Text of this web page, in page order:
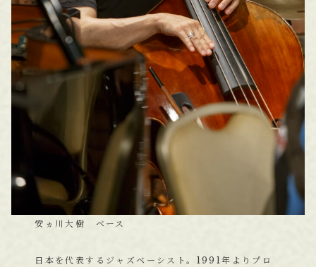
安ヵ川大樹 ベース
日本を代表するジャズベーシスト。1991年よりプロ